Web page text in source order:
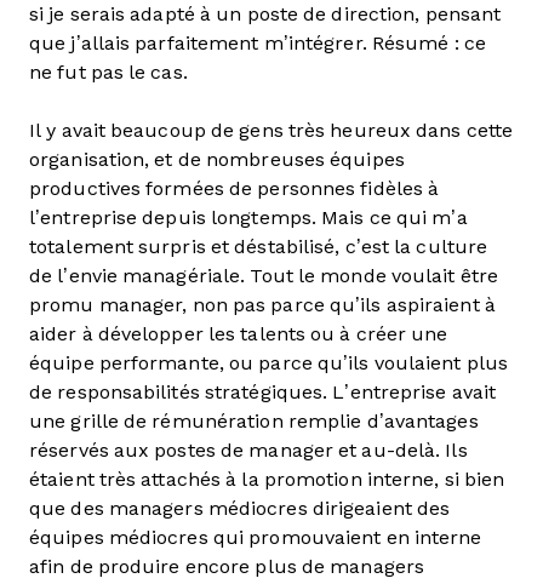
si je serais adapté à un poste de direction, pensant
que j’allais parfaitement m’intégrer. Résumé : ce
ne fut pas le cas.
Il y avait beaucoup de gens très heureux dans cette
organisation, et de nombreuses équipes
productives formées de personnes fidèles à
l’entreprise depuis longtemps. Mais ce qui m’a
totalement surpris et déstabilisé, c’est la culture
de l’envie managériale. Tout le monde voulait être
promu manager, non pas parce qu’ils aspiraient à
aider à développer les talents ou à créer une
équipe performante, ou parce qu’ils voulaient plus
de responsabilités stratégiques. L’entreprise avait
une grille de rémunération remplie d’avantages
réservés aux postes de manager et au-delà. Ils
étaient très attachés à la promotion interne, si bien
que des managers médiocres dirigeaient des
équipes médiocres qui promouvaient en interne
afin de produire encore plus de managers